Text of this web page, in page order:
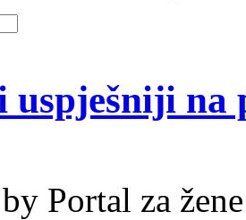
na
Portal za žene